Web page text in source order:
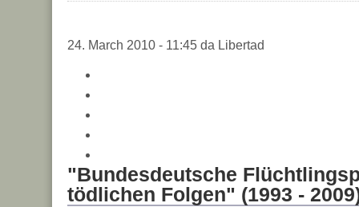
24. March 2010 - 11:45 da Libertad
"Bundesdeutsche
tödlichen Folgen" (1993 -